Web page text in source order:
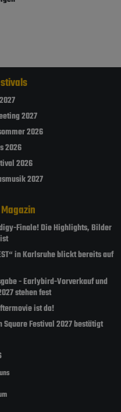
2027
2026
2026
2026
2027
Finale! Die Highlights, Bilder
in Karlsruhe blickt bereits auf
- Earlybird-Vorverkauf und
stehen fest
ist da!
Festival 2027 bestätigt